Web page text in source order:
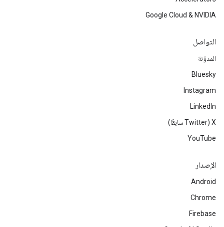
Google Cloud & NVIDIA
التواصل
المدوّنة
Bluesky
Instagram
LinkedIn
‫X ‏(Twitter سابقًا)
YouTube
الإصدار
Android
Chrome
Firebase